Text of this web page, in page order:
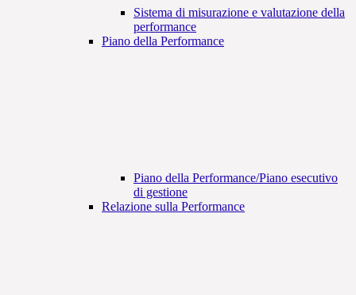
Sistema di misurazione e valutazione della
performance
Piano della Performance
Piano della Performance/Piano esecutivo
di gestione
Relazione sulla Performance